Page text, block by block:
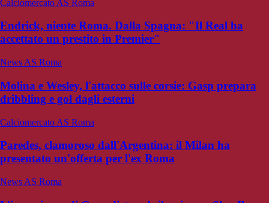
Calciomercato AS Roma
Endrick, niente Roma. Dalla Spagna: "Il Real ha
accettato un prestito in Premier"
News AS Roma
Molina e Wesley, l'attacco sulle corsie: Gasp prepara
dribbling e gol dagli esterni
Calciomercato AS Roma
Paredes, clamoroso dall'Argentina: il Milan ha
presentato un'offerta per l'ex Roma
News AS Roma